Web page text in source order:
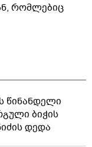
რომლებიც
წინანდელი
ბიჭის
დედა